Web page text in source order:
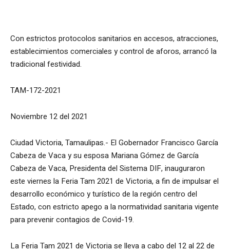
Con estrictos protocolos sanitarios en accesos, atracciones,
establecimientos comerciales y control de aforos, arrancó la
tradicional festividad.
TAM-172-2021
Noviembre 12 del 2021
Ciudad Victoria, Tamaulipas.- El Gobernador Francisco García
Cabeza de Vaca y su esposa Mariana Gómez de García
Cabeza de Vaca, Presidenta del Sistema DIF, inauguraron
este viernes la Feria Tam 2021 de Victoria, a fin de impulsar el
desarrollo económico y turístico de la región centro del
Estado, con estricto apego a la normatividad sanitaria vigente
para prevenir contagios de Covid-19.
La Feria Tam 2021 de Victoria se lleva a cabo del 12 al 22 de